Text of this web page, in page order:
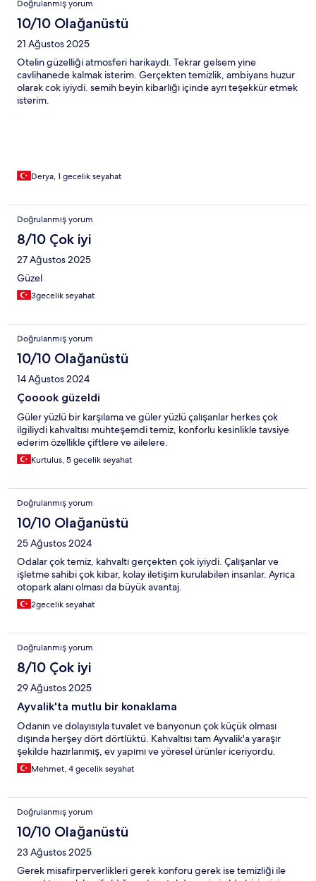
Doğrulanmış yorum
10/10 Olağanüstü
21 Ağustos 2025
Otelin güzelliği atmosferi harikaydı. Tekrar gelsem yine
cavlihanede kalmak isterim. Gerçekten temizlik, ambiyans huzur
olarak cok iyiydi. semih beyin kibarlığı içinde ayrı teşekkür etmek
isterim.
Derya, 1 gecelik seyahat
Doğrulanmış yorum
8/10 Çok iyi
27 Ağustos 2025
Güzel
3gecelik seyahat
Doğrulanmış yorum
10/10 Olağanüstü
14 Ağustos 2024
Çooook güzeldi
Güler yüzlü bir karşılama ve güler yüzlü çalışanlar herkes çok
ilgiliydi kahvaltısı muhteşemdi temiz, konforlu kesinlikle tavsiye
ederim özellikle çiftlere ve ailelere.
Kurtulus, 5 gecelik seyahat
Doğrulanmış yorum
10/10 Olağanüstü
25 Ağustos 2024
Odalar çok temiz, kahvaltı gerçekten çok iyiydi. Çalışanlar ve
işletme sahibi çok kibar, kolay iletişim kurulabilen insanlar. Ayrıca
otopark alanı olması da büyük avantaj.
2gecelik seyahat
Doğrulanmış yorum
8/10 Çok iyi
29 Ağustos 2025
Ayvalik'ta mutlu bir konaklama
Odanın ve dolayısıyla tuvalet ve banyonun çok küçük olması
dışında herşey dört dörtlüktü. Kahvaltısı tam Ayvalik'a yaraşır
şekilde hazırlanmış, ev yapımı ve yöresel ürünler iceriyordu.
Mehmet, 4 gecelik seyahat
Doğrulanmış yorum
10/10 Olağanüstü
23 Ağustos 2025
Gerek misafirperverlikleri gerek konforu gerek ise temizliği ile